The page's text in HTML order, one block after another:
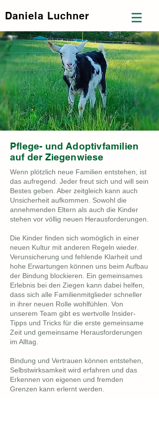
Daniela Luchner
Pflege- und Adoptivfamilien
auf der Ziegenwiese
Wenn plötzlich neue Familien entstehen, ist
das aufregend. Jeder freut sich und will sein
Bestes geben. Aber zeitgleich kann auch
Unsicherheit aufkommen. Sowohl die
annehmenden Eltern als auch die Kinder
stehen vor völlig neuen Herausforderungen.
Die Kinder finden sich womöglich in einer
neuen Kultur mit anderen Regeln wieder.
Verunsicherung und fehlende Klarheit und
hohe Erwartungen können uns beim Aufbau
der Bindung blockieren. Ein gemeinsames
Erlebnis bei den Ziegen kann dabei helfen,
dass sich alle Familienmitglieder schneller
in ihrer neuen Rolle wohlfühlen. Von
unserem Team gibt es wertvolle Insider-
Tipps und Tricks für die erste gemeinsame
Zeit und gemeinsame Herausforderungen
im Alltag.
Bindung und Vertrauen können entstehen,
Selbstwirksamkeit wird erfahren und das
Erkennen von eigenen und fremden
Grenzen kann erlernt werden.